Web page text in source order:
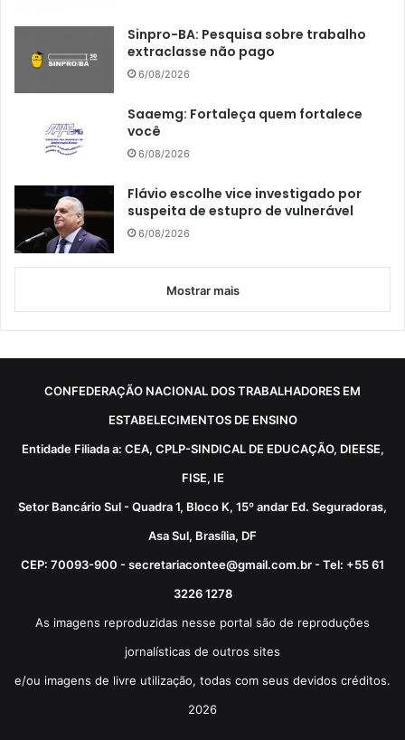
Sinpro-BA: Pesquisa sobre trabalho
extraclasse não pago
6/08/2026
Saaemg: Fortaleça quem fortalece
você
6/08/2026
Flávio escolhe vice investigado por
suspeita de estupro de vulnerável
6/08/2026
Mostrar mais
CONFEDERAÇÃO NACIONAL DOS TRABALHADORES EM
ESTABELECIMENTOS DE ENSINO
Entidade Filiada a: CEA, CPLP-SINDICAL DE EDUCAÇÃO, DIEESE,
FISE, IE
Setor Bancário Sul - Quadra 1, Bloco K, 15º andar Ed. Seguradoras,
Asa Sul, Brasília, DF
CEP: 70093-900 - secretariacontee@gmail.com.br - Tel: +55 61
3226 1278
As imagens reproduzidas nesse portal são de reproduções
jornalísticas de outros sites
e/ou imagens de livre utilização, todas com seus devidos créditos.
2026